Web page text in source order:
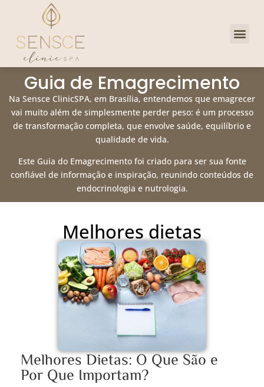
Guia de Emagrecimento
Na Sensce ClinicSPA, em Brasília, entendemos que emagrecer
vai muito além de simplesmente perder peso: é um processo
de transformação completa, que envolve saúde, equilíbrio e
qualidade de vida.
Este Guia do Emagrecimento foi criado para ser sua fonte
confiável de informação e inspiração, reunindo conteúdos de
endocrinologia e nutrologia.
Melhores dietas
Melhores Dietas: O Que São e
Por Que Importam?